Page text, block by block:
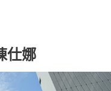
仕娜